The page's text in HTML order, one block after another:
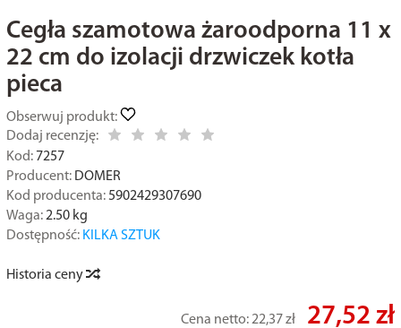
Cegła szamotowa żaroodporna 11 x
22 cm do izolacji drzwiczek kotła
pieca
Obserwuj produkt:
Dodaj recenzję:
Kod: 7257
Producent: DOMER
Kod producenta: 5902429307690
Waga: 2.50kg
Dostępność: KILKA SZTUK
Historia ceny
Cena netto:22,37 zł 27,52 zł